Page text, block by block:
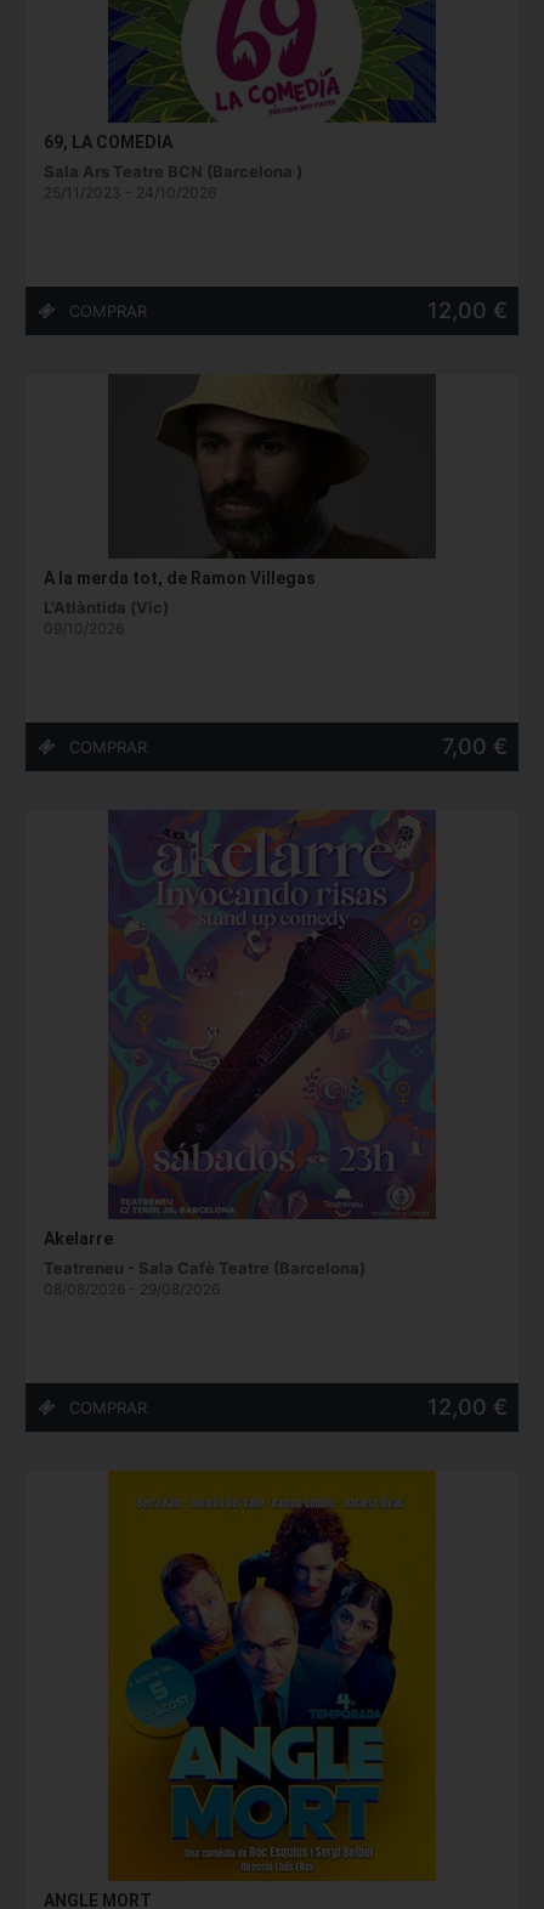
69, LA COMEDIA
Sala Ars Teatre BCN (Barcelona )
25/11/2023 - 24/10/2026
12,00 €
A la merda tot, de Ramon Villegas
L'Atlàntida (Vic)
09/10/2026
7,00 €
Akelarre
Teatreneu - Sala Cafè Teatre (Barcelona)
08/08/2026 - 29/08/2026
12,00 €
ANGLE MORT